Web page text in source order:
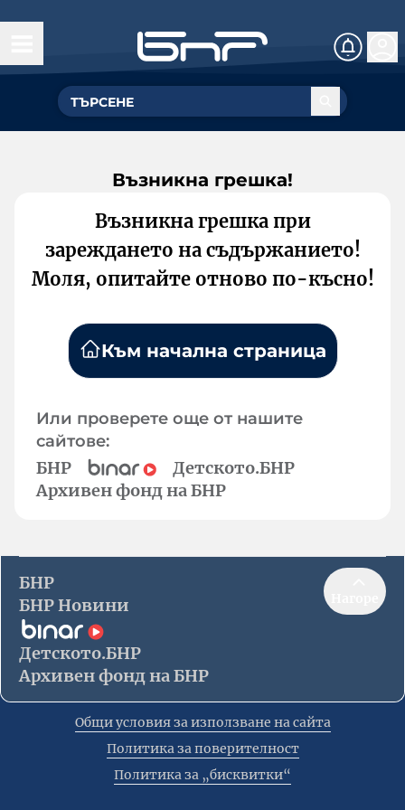
Възникна грешка!
Възникна грешка при
зареждането на съдържанието!
Моля, опитайте отново по-късно!
Към начална страница
Или проверете още от нашите
сайтове:
БНР
Детското.БНР
Архивен фонд на БНР
БНР
БНР Новини
Детското.БНР
Архивен фонд на БНР
Общи условия за използване на сайта
Политика за поверителност
Политика за „бисквитки“